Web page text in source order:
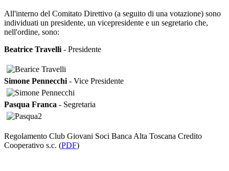
All'interno del Comitato Direttivo (a seguito di una votazione) sono
individuati un presidente, un vicepresidente e un segretario che,
nell'ordine, sono:
Beatrice Travelli - Presidente
Simone Pennecchi - Vice Presidente
Pasqua Franca - Segretaria
Regolamento Club Giovani Soci Banca Alta Toscana Credito
Cooperativo s.c. (PDF)